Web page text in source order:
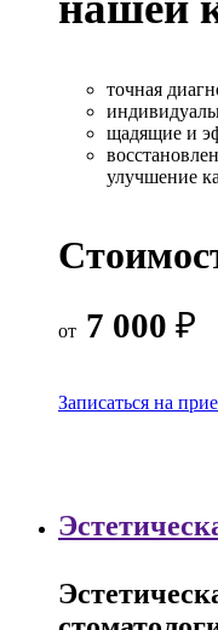
точная
щадящие и
улучшение
от 7 000 ₽
Записаться на